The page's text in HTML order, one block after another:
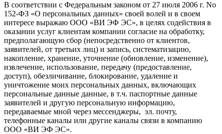
В соответствии с Федеральным законом от 27 июля 2006 г. No
152-ФЗ «О персональных данных» своей волей и в своем
интересе выражаю ООО «ВИ ЭФ ЭС», в целях содействия в
оказании услуг клиентам компании согласие на обработку,
предполагающую сбор (непосредственно от клиентов,
заявителей, от третьих лиц) и запись, систематизацию,
накопление, хранение, уточнение (обновление, изменение),
извлечение, использование, передачу (предоставление,
доступ), обезличивание, блокирование, удаление и
уничтожение моих персональных данных, включающих
персональные данные данные, в т.ч. паспортные данные
заявителей и другую персональную информацию,
передаваемые мной через мессенджеры, эл. почту,
телефонные каналы или другие каналы связи в компанию
ООО «ВИ ЭФ ЭС».